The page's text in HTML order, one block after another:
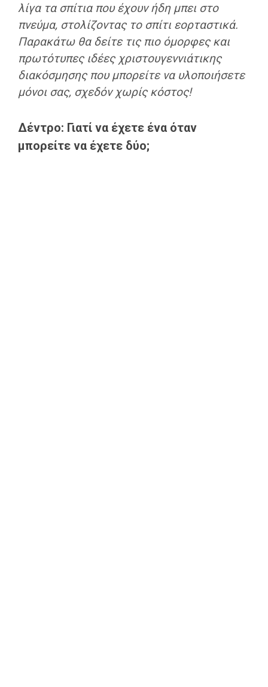
λίγα τα σπίτια που έχουν ήδη μπει στο
πνεύμα, στολίζοντας το σπίτι εορταστικά.
Παρακάτω θα δείτε τις πιο όμορφες και
πρωτότυπες ιδέες χριστουγεννιάτικης
διακόσμησης που μπορείτε να υλοποιήσετε
μόνοι σας, σχεδόν χωρίς κόστος!
Δέντρο: Γιατί να έχετε ένα όταν
μπορείτε να έχετε δύο;